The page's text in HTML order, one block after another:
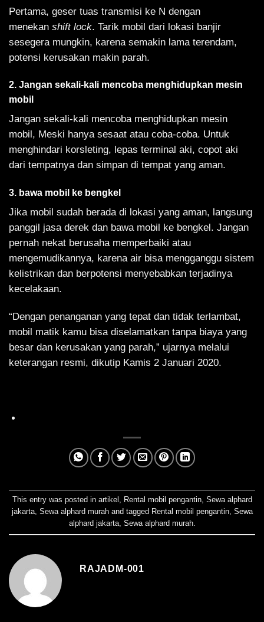
Pertama, geser tuas transmisi ke N dengan
menekan shift lock. Tarik mobil dari lokasi banjir
sesegera mungkin, karena semakin lama terendam,
potensi kerusakan makin parah.
2. Jangan sekali-kali mencoba menghidupkan mesin
mobil
Jangan sekali-kali mencoba menghidupkan mesin
mobil, Meski hanya sesaat atau coba-coba. Untuk
menghindari korsleting, lepas terminal aki, copot aki
dari tempatnya dan simpan di tempat yang aman.
3. bawa mobil ke bengkel
Jika mobil sudah berada di lokasi yang aman, langsung
panggil jasa derek dan bawa mobil ke bengkel. Jangan
pernah nekat berusaha memperbaiki atau
mengemudikannya, karena air bisa mengganggu sistem
kelistrikan dan berpotensi menyebabkan terjadinya
kecelakaan.
“Dengan penanganan yang tepat dan tidak terlambat,
mobil matik kamu bisa diselamatkan tanpa biaya yang
besar dan kerusakan yang parah,” ujarnya melalui
keterangan resmi, dikutip Kamis 2 Januari 2020.
This entry was posted in artikel Rental mobil pengantin, Sewa alphard
jakarta, Sewa alphard murahand tagged Rental mobil pengantin, Sewa
alphard jakarta, Sewa alphard murah.
RAJADM-001